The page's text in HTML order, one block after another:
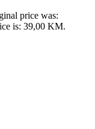
price was:
is: 39,00 KM.